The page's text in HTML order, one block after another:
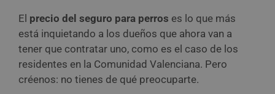
El precio del seguro para perros es lo que más
está inquietando a los dueños que ahora van a
tener que contratar uno, como es el caso de los
residentes en la Comunidad Valenciana. Pero
créenos: no tienes de qué preocuparte.